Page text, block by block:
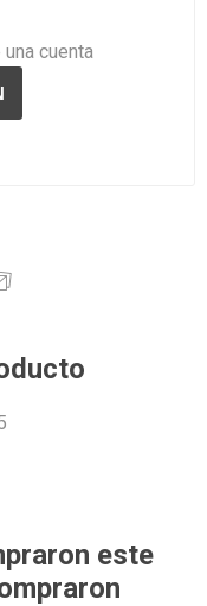
cuenta
este